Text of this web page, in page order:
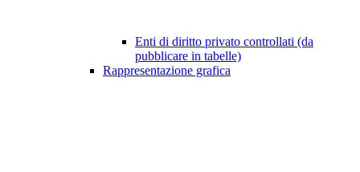
Enti di diritto privato controllati (da
pubblicare in tabelle)
Rappresentazione grafica